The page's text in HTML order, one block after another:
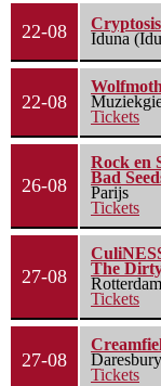
22-08
Cryptosis
Iduna
22-08
Tickets
26-08
Rock en
Bad
Parijs
Tickets
27-08
The
Rotterdam
Tickets
27-08
Daresbury
Tickets